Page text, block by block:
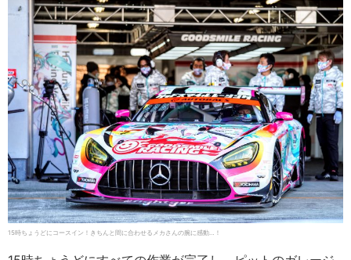
15時ちょうどにコースイン！きちんと間に合わせるメカさんの腕に感動…！